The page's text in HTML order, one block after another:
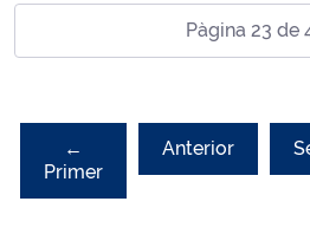
Pàgina 23 de
←
Primer
Anterior